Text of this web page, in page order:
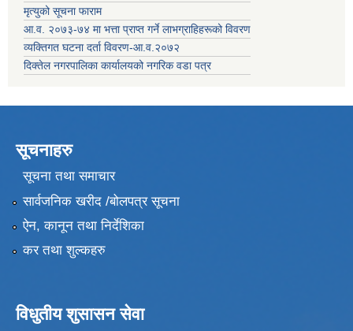
मृत्युको सूचना फाराम
आ.व. २०७३-७४ मा भत्ता प्राप्त गर्ने लाभग्राहिहरूको विवरण
व्यक्तिगत घटना दर्ता विवरण-आ.व.२०७२
दिक्तेल नगरपालिका कार्यालयको नगरिक वडा पत्र
सूचनाहरु
सूचना तथा समाचार
सार्वजनिक खरीद /बोलपत्र सूचना
ऐन, कानून तथा निर्देशिका
कर तथा शुल्कहरु
विधुतीय शुसासन सेवा